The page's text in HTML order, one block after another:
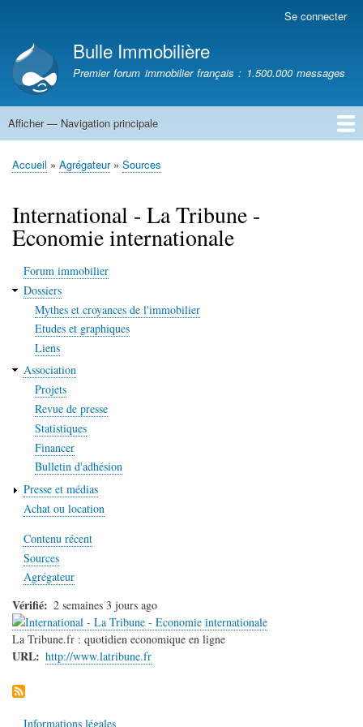
contenu
principal
compte
de
l'utilisateur
Se connecter
Bulle Immobilière
Premier forum immobilier français : 1.500.000 messages
Navigation
Afficher — Navigation principale
Accueil
Fil
Accueil Agrégateur Sources
International - La Tribune -
Economie internationale
Forum immobilier
Dossiers
Mythes et croyances de l'immobilier
Etudes et graphiques
Liens
Association
Projets
Revue de presse
Statistiques
Financer
Bulletin d'adhésion
Presse et médias
Achat ou location
Contenu récent
Sources
Agrégateur
Vérifié 2 semaines 3 jours ago
La Tribune.fr : quotidien economique en ligne
URL http://www.latribune.fr
Informations légales